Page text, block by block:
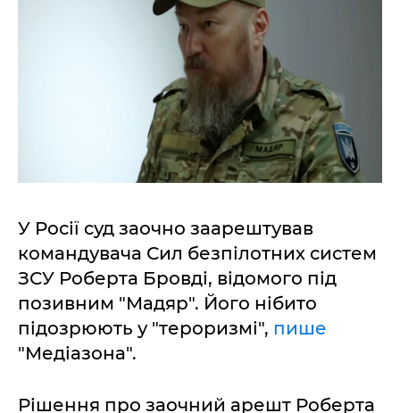
У Росії суд заочно заарештував
командувача Сил безпілотних систем
ЗСУ Роберта Бровді, відомого під
позивним "Мадяр". Його нібито
підозрюють у "тероризмі", пише
"Медіазона".
Рішення про заочний арешт Роберта